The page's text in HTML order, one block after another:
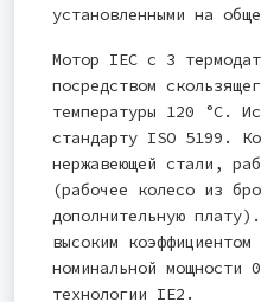
установленными на
Мотор IEC с 3
посредством
температуры 120 °C.
стандарту ISO 5199.
нержавеющей стали,
(рабочее колесо из
дополнительную
высоким
номинальной
технологии IE2.